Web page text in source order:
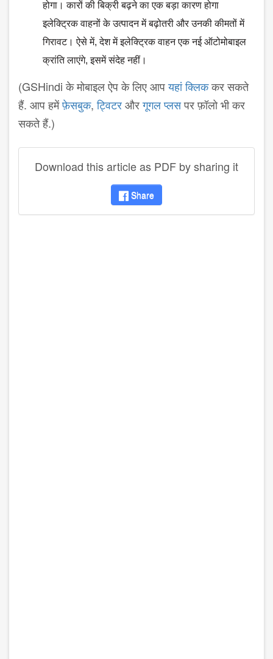
होगा। कारों की बिक्री बढ़ने का एक बड़ा कारण होगा
इलेक्ट्रिक वाहनों के उत्पादन में बढ़ोतरी और उनकी कीमतों में
गिरावट। ऐसे में, देश में इलेक्ट्रिक वाहन एक नई ऑटोमोबाइल
क्रांति लाएंगे, इसमें संदेह नहीं।
(GSHindi के मोबाइल ऐप के लिए आपयहां क्लिककर सकते
हैं. आप हमेंफ़ेसबुक,ट्विटरऔरगूगल प्लसपर फ़ॉलो भी कर
सकते हैं.)
Download this article as PDF by sharing it
Share